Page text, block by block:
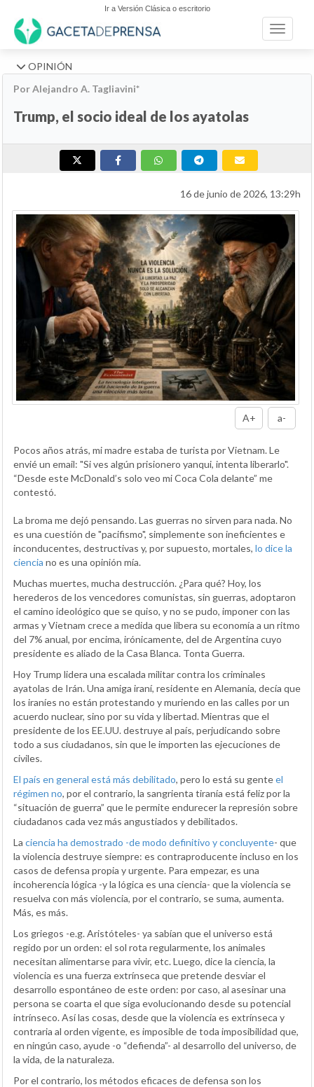
Ir a Versión Clásica o escritorio
Toggle
OPINIÓN
Por Alejandro A. Tagliavini*
Trump, el socio ideal de los ayatolas
16 de junio de 2026, 13:29h
A+ a-
Pocos años atrás, mi madre estaba de turista por Vietnam. Le
envié un email: "Si ves algún prisionero yanqui, intenta liberarlo".
“Desde este McDonald’s solo veo mi Coca Cola delante” me
contestó.
La broma me dejó pensando. Las guerras no sirven para nada. No
es una cuestión de "pacifismo", simplemente son ineficientes e
inconducentes, destructivas y, por supuesto, mortales, lo dice la
ciencia no es una opinión mía.
Muchas muertes, mucha destrucción. ¿Para qué? Hoy, los
herederos de los vencedores comunistas, sin guerras, adoptaron
el camino ideológico que se quiso, y no se pudo, imponer con las
armas y Vietnam crece a medida que libera su economía a un ritmo
del 7% anual, por encima, irónicamente, del de Argentina cuyo
presidente es aliado de la Casa Blanca. Tonta Guerra.
Hoy Trump lidera una escalada militar contra los criminales
ayatolas de Irán. Una amiga iraní, residente en Alemania, decía que
los iraníes no están protestando y muriendo en las calles por un
acuerdo nuclear, sino por su vida y libertad. Mientras que el
presidente de los EE.UU. destruye al país, perjudicando sobre
todo a sus ciudadanos, sin que le importen las ejecuciones de
civiles.
El país en general está más debilitado, pero lo está su genteel
régimen no, por el contrario, la sangrienta tiranía está feliz por la
“situación de guerra” que le permite endurecer la represión sobre
ciudadanos cada vez más angustiados y debilitados.
La ciencia ha demostrado -de modo definitivo y concluyente- que
la violencia destruye siempre: es contraproducente incluso en los
casos de defensa propia y urgente. Para empezar, es una
incoherencia lógica -y la lógica es una ciencia- que la violencia se
resuelva con más violencia, por el contrario, se suma, aumenta.
Más, es más.
Los griegos -e.g. Aristóteles- ya sabían que el universo está
regido por un orden: el sol rota regularmente, los animales
necesitan alimentarse para vivir, etc. Luego, dice la ciencia, la
violencia es una fuerza extrínseca que pretende desviar el
desarrollo espontáneo de este orden: por caso, al asesinar una
persona se coarta el que siga evolucionando desde su potencial
intrínseco. Así las cosas, desde que la violencia es extrínseca y
contraria al orden vigente, es imposible de toda imposibilidad que,
en ningún caso, ayude -o “defienda”- al desarrollo del universo, de
la vida, de la naturaleza.
Por el contrario, los métodos eficaces de defensa son los